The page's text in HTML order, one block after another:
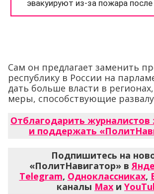
Сам он предлагает заменить
республику в России на
дать больше власти в
меры, способствующие
Отблагодарить журналистов
и поддержать
Подпишитесь на
«ПолитНавигатор» в
Telegram, Одноклассниках,
каналы Max и